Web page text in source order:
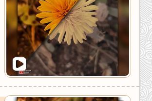
رنگ مکمل
تمام ابزارها